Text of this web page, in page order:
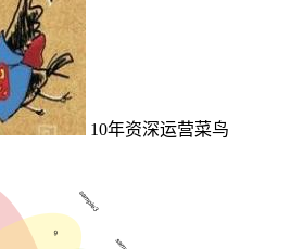
10年资深运营菜鸟